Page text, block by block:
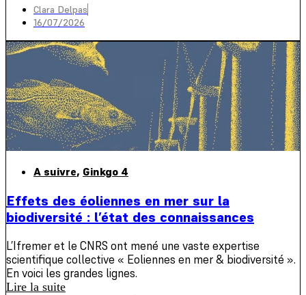
Clara Delpas
16/07/2026
A suivre, Ginkgo 4
Effets des éoliennes en mer sur la
biodiversité : l’état des connaissances
L’Ifremer et le CNRS ont mené une vaste expertise
scientifique collective « Eoliennes en mer & biodiversité ».
En voici les grandes lignes.
Lire la suite